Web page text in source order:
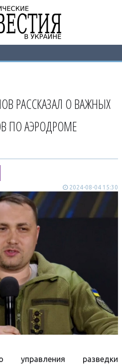
РАССКАЗАЛ О ВАЖНЫХ
ПО АЭРОДРОМЕ
2024-08-04 15:30
управления разведки